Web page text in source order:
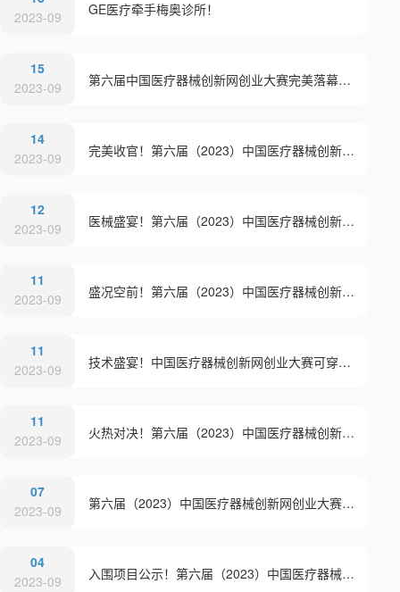
2023-09
GE医疗牵手梅奥诊所！
15
2023-09
第六届中国医疗器械创新网创业大赛完美落幕！期待明年有你加入！
14
2023-09
完美收官！第六届（2023）中国医疗器械创新网创业大赛医生创新创业论坛暨医院专场赛火热开幕！
12
2023-09
医械盛宴！第六届（2023）中国医疗器械创新网创业大赛多场决赛成绩出炉！
11
2023-09
盛况空前！第六届（2023）中国医疗器械创新网创业大赛高值医用耗材与植介入产品类别赛高潮迭起！
11
2023-09
技术盛宴！中国医疗器械创新网创业大赛可穿戴与便携式产品决赛震撼上演！
11
2023-09
火热对决！第六届（2023）中国医疗器械创新网创业大赛人工智能与医用机器人决赛完美落幕！
07
2023-09
第六届（2023）中国医疗器械创新网创业大赛智慧康养专场赛暨第三届首科医谷智慧康养创新创业大赛成功举办
04
2023-09
入围项目公示！第六届（2023）中国医疗器械创新网创业大赛高值医用耗材与植介入产品类别赛即将鸣锣开赛！